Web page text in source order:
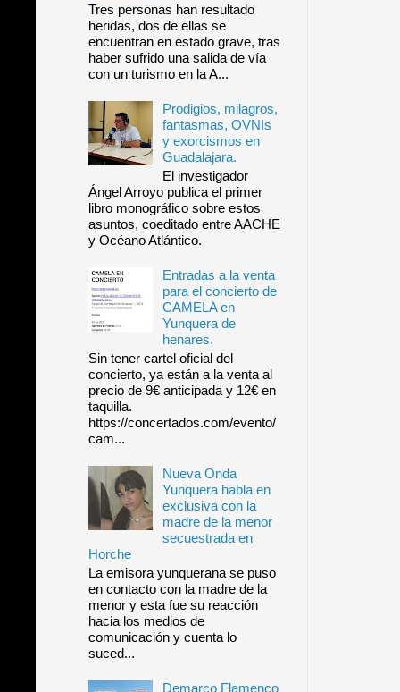
Tres personas han resultado
heridas, dos de ellas se
encuentran en estado grave, tras
haber sufrido una salida de vía
con un turismo en la A...
Prodigios, milagros,
fantasmas, OVNIs
y exorcismos en
Guadalajara.
El investigador
Ángel Arroyo publica el primer
libro monográfico sobre estos
asuntos, coeditado entre AACHE
y Océano Atlántico.
Entradas a la venta
para el concierto de
CAMELA en
Yunquera de
henares.
Sin tener cartel oficial del
concierto, ya están a la venta al
precio de 9€ anticipada y 12€ en
taquilla.
https://concertados.com/evento/
cam...
Nueva Onda
Yunquera habla en
exclusiva con la
madre de la menor
secuestrada en
Horche
La emisora yunquerana se puso
en contacto con la madre de la
menor y esta fue su reacción
hacia los medios de
comunicación y cuenta lo
suced...
Demarco Flamenco